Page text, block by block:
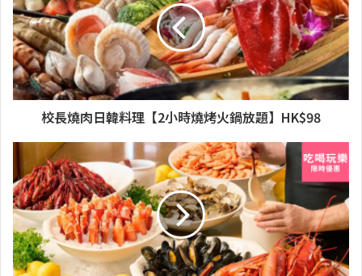
校長燒肉日韓料理【2小時燒烤火鍋放題】HK$98